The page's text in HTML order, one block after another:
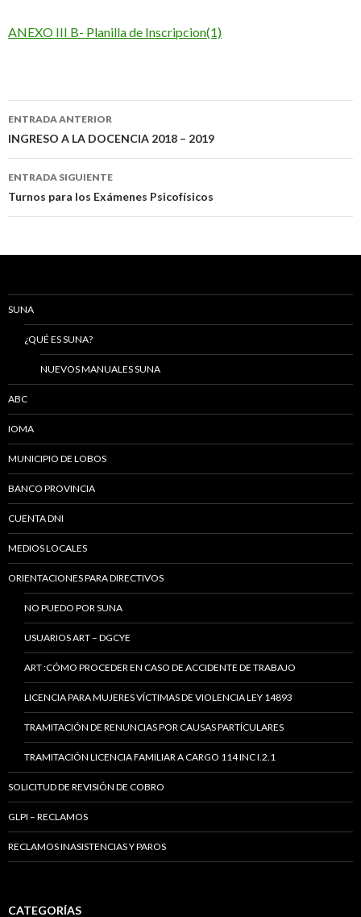
ANEXO III B- Planilla de Inscripcion(1)
Navegación
de
entradas
ENTRADA ANTERIOR
INGRESO A LA DOCENCIA 2018 – 2019
ENTRADA SIGUIENTE
Turnos para los Exámenes Psicofísicos
SUNA
¿QUÉ ES SUNA?
NUEVOS MANUALES SUNA
ABC
IOMA
MUNICIPIO DE LOBOS
BANCO PROVINCIA
CUENTA DNI
MEDIOS LOCALES
ORIENTACIONES PARA DIRECTIVOS
NO PUEDO POR SUNA
USUARIOS ART – DGCYE
ART :CÓMO PROCEDER EN CASO DE ACCIDENTE DE TRABAJO
LICENCIA PARA MUJERES VÍCTIMAS DE VIOLENCIA LEY 14893
TRAMITACIÓN DE RENUNCIAS POR CAUSAS PARTÍCULARES
TRAMITACIÓN LICENCIA FAMILIAR A CARGO 114 INC I.2.1
SOLICITUD DE REVISIÓN DE COBRO
GLPI – RECLAMOS
RECLAMOS INASISTENCIAS Y PAROS
CATEGORÍAS